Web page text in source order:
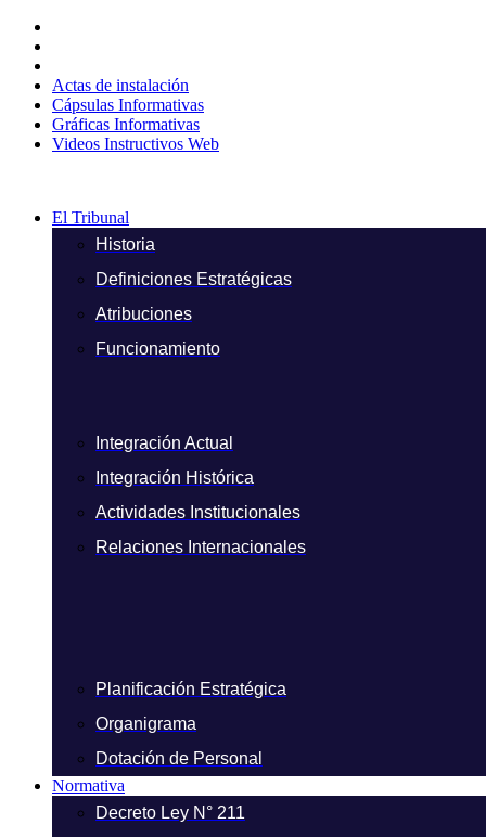
contenido
Actas de instalación
Cápsulas Informativas
Gráficas Informativas
Videos Instructivos Web
El Tribunal
Historia
Definiciones Estratégicas
Atribuciones
Funcionamiento
Integración Actual
Integración Histórica
Actividades Institucionales
Relaciones Internacionales
Planificación Estratégica
Organigrama
Dotación de Personal
Normativa
Decreto Ley N° 211